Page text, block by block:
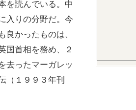
を読んでいる。中
入りの分野だ。今
良かったものは、
国首相を務め、２
去ったマーガレッ
（１９９３年刊